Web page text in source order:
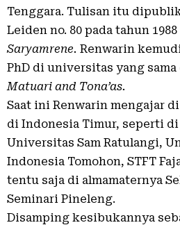
Tenggara. Tulisan itu
Leiden no. 80 pada tahun
Saryamrene. Renwarin
PhD di universitas yang
Matuari and Tona’as.
Saat ini Renwarin mengajar
di Indonesia Timur, seperti
Universitas Sam Ratulangi,
Indonesia Tomohon, STFT
tentu saja di almamaternya
Seminari Pineleng.
Disamping kesibukannya